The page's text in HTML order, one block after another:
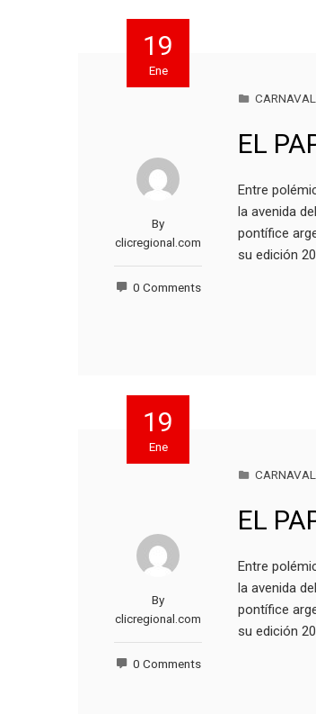
19
Ene
By
clicregional.com
0 Comments
CARNAVAL
EL
Entre
la avenida
pontífice
su edición
19
Ene
By
clicregional.com
0 Comments
CARNAVAL
EL
Entre
la avenida
pontífice
su edición